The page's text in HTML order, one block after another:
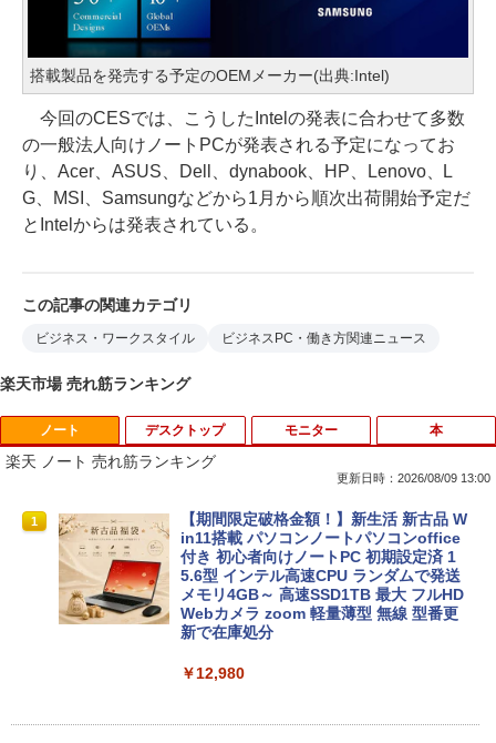
搭載製品を発売する予定のOEMメーカー(出典:Intel)
今回のCESでは、こうしたIntelの発表に合わせて多数
の一般法人向けノートPCが発表される予定になってお
り、Acer、ASUS、Dell、dynabook、HP、Lenovo、L
G、MSI、Samsungなどから1月から順次出荷開始予定だ
とIntelからは発表されている。
この記事の関連カテゴリ
ビジネス・ワークスタイル ビジネスPC・働き方関連ニュース
楽天市場 売れ筋ランキング
ノート
楽天 ノート 売れ筋ランキング
更新日時：2026/08/09 13:00
1
【期間限定破格金額！】新生活 新古品 W
in11搭載 パソコンノートパソコンoffice
付き 初心者向けノートPC 初期設定済 1
5.6型 インテル高速CPU ランダムで発送
メモリ4GB～ 高速SSD1TB 最大 フルHD
Webカメラ zoom 軽量薄型 無線 型番更
新で在庫処分
￥12,980
デスクトップ モニター 本